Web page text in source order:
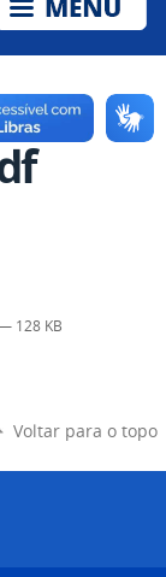
128 KB
Voltar para o topo